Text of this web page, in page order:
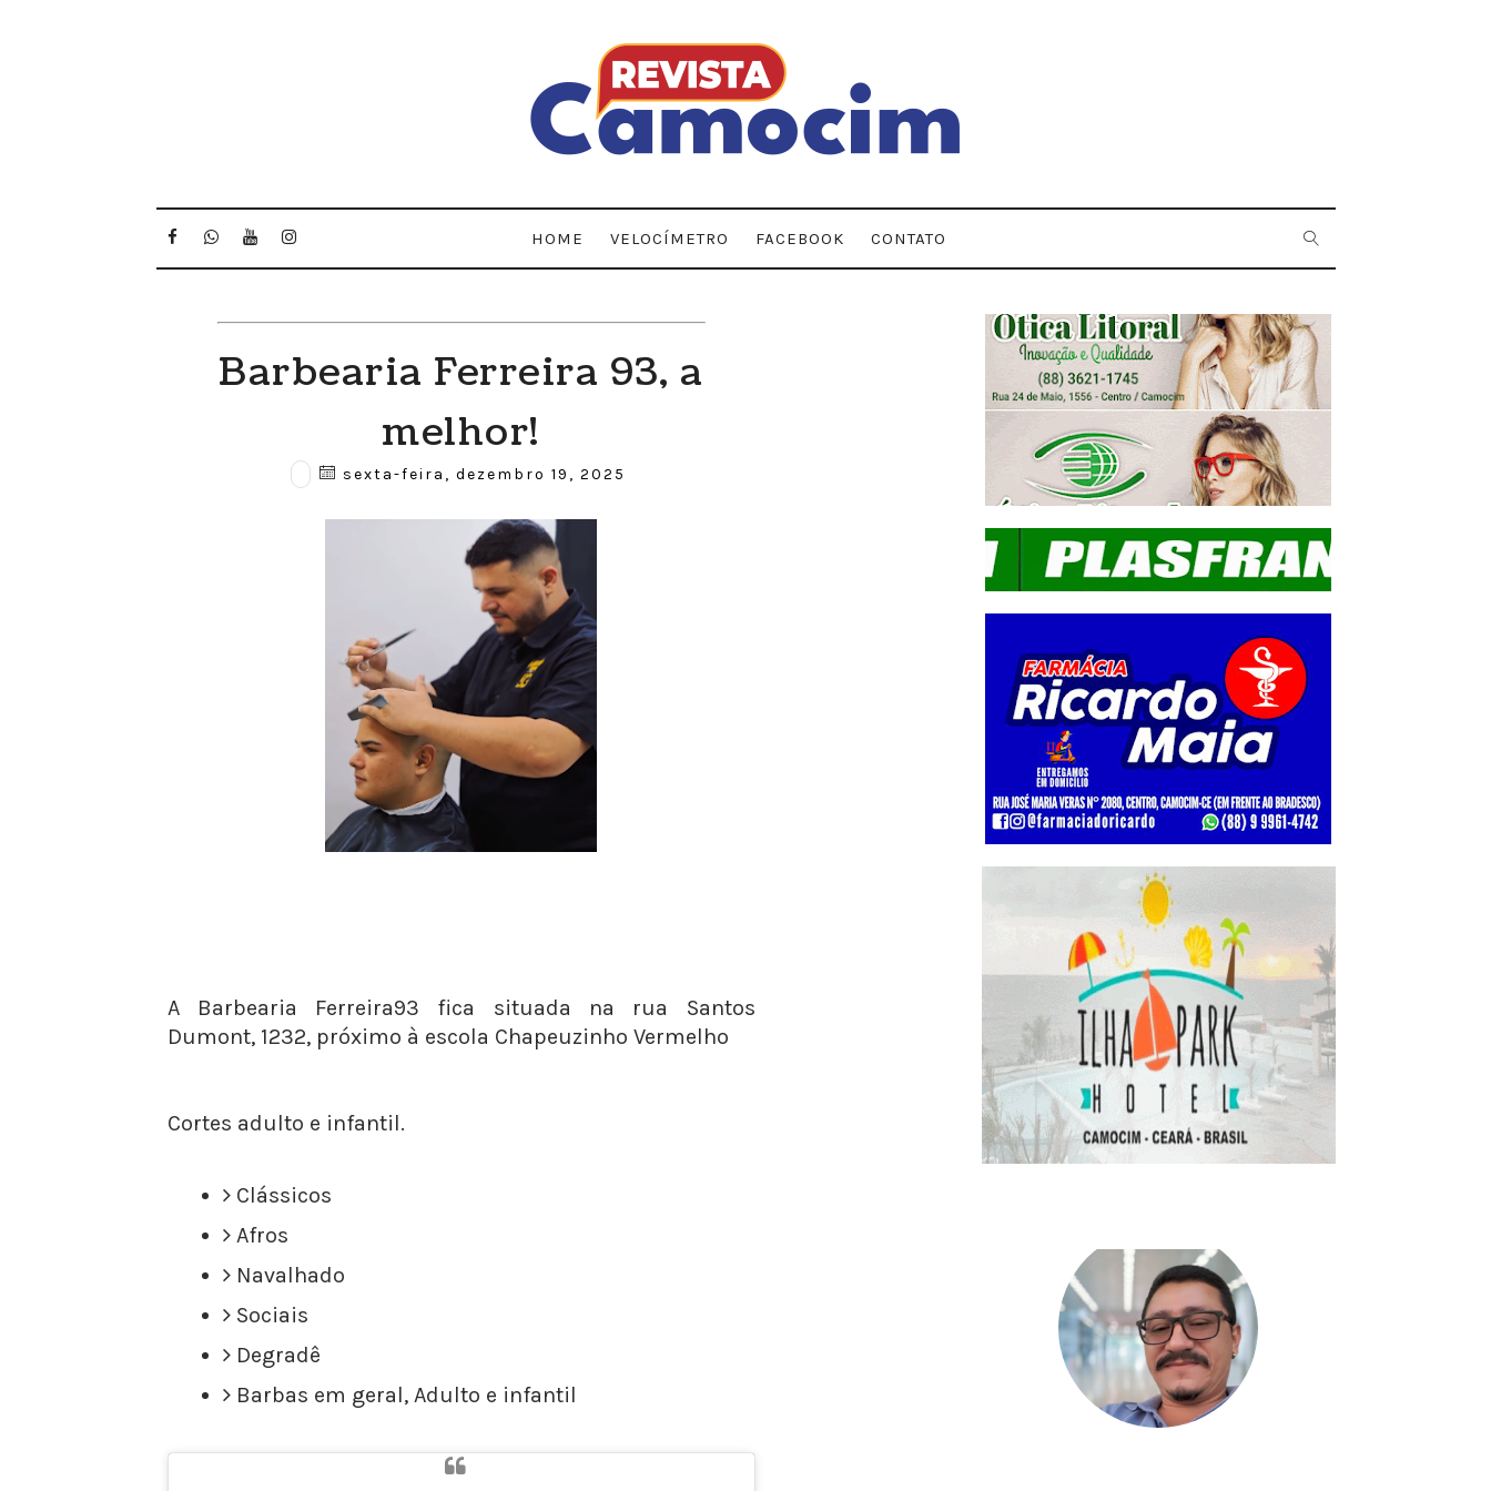
HOME VELOCÍMETRO FACEBOOK CONTATO
Barbearia Ferreira 93, a
melhor!
sexta-feira, dezembro 19, 2025
A Barbearia Ferreira93 fica situada na rua Santos
Dumont, 1232, próximo à escola Chapeuzinho Vermelho
Cortes adulto e infantil.
Clássicos
Afros
Navalhado
Sociais
Degradê
Barbas em geral, Adulto e infantil